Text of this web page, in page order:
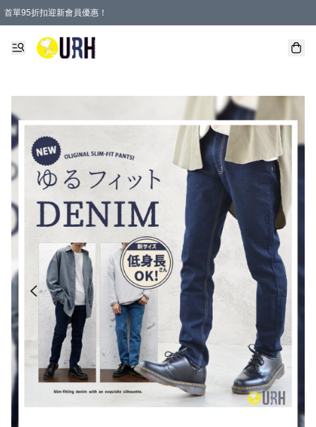
首單95折扣迎新會員優惠！
特選會員可享全單低至 95 折優惠！
單一訂單滿HKD600(澳門HKD800)包郵寄順豐送到家。